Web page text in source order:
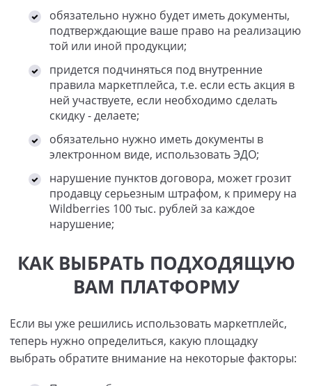
обязательно нужно будет иметь документы,
подтверждающие ваше право на реализацию
той или иной продукции;
придется подчиняться под внутренние
правила маркетплейса, т.е. если есть акция в
ней участвуете, если необходимо сделать
скидку - делаете;
обязательно нужно иметь документы в
электронном виде, использовать ЭДО;
нарушение пунктов договора, может грозит
продавцу серьезным штрафом, к примеру на
Wildberries 100 тыс. рублей за каждое
нарушение;
КАК ВЫБРАТЬ ПОДХОДЯЩУЮ
ВАМ ПЛАТФОРМУ
Если вы уже решились использовать маркетплейс,
теперь нужно определиться, какую площадку
выбрать обратите внимание на некоторые факторы: